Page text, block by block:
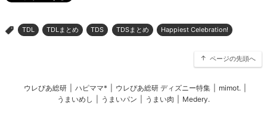
> TDL TDLまとめ TDS TDSまとめ Happiest Celebration!
ページの先頭へ
ウレぴあ総研 ハピママ* ウレぴあ総研 ディズニー特集 mimot.
うまいめし
うまいパン うまい肉 Medery.